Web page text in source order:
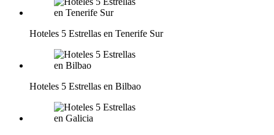
Hoteles 5 Estrellas en Tenerife Sur
Hoteles 5 Estrellas en Bilbao